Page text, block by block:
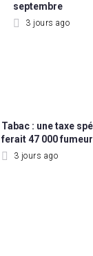
septembre
3 jours ago
Tabac : une taxe
ferait 47 000
3 jours ago